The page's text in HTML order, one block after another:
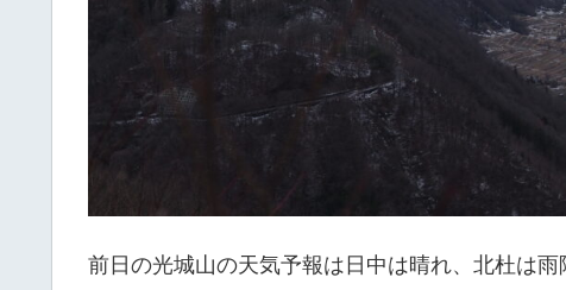
前日の光城山の天気予報は日中は晴れ、北杜は